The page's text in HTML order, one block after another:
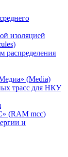
изоляцией
распределения
(Media)
трасс для НКУ
(RAM mcc)
и